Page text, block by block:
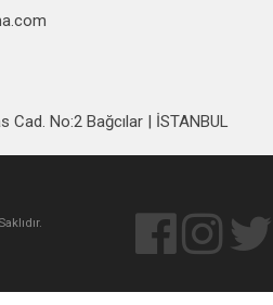
No:2 Bağcılar | İSTANBUL